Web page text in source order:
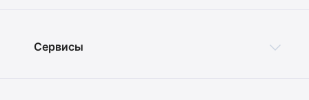
Сервисы